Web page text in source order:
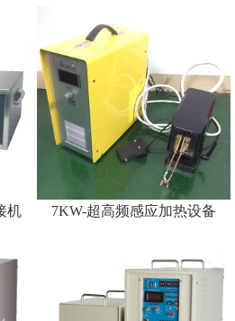
机 7KW-超高频感应加热设备